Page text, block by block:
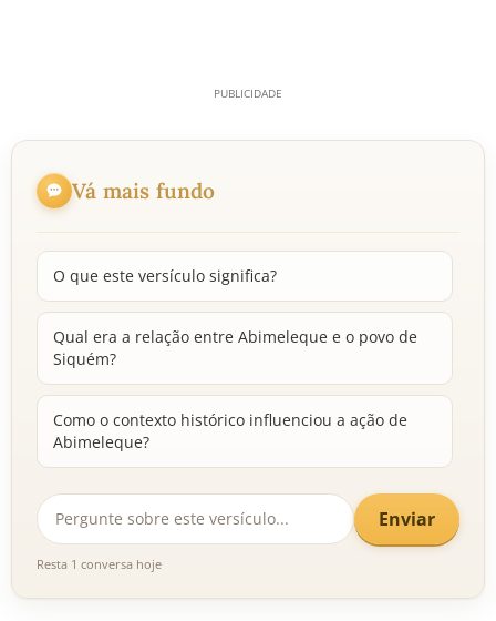
Vá mais fundo
O que este versículo significa?
Qual era a relação entre Abimeleque e o povo de
Siquém?
Como o contexto histórico influenciou a ação de
Abimeleque?
Enviar
Resta 1 conversa hoje